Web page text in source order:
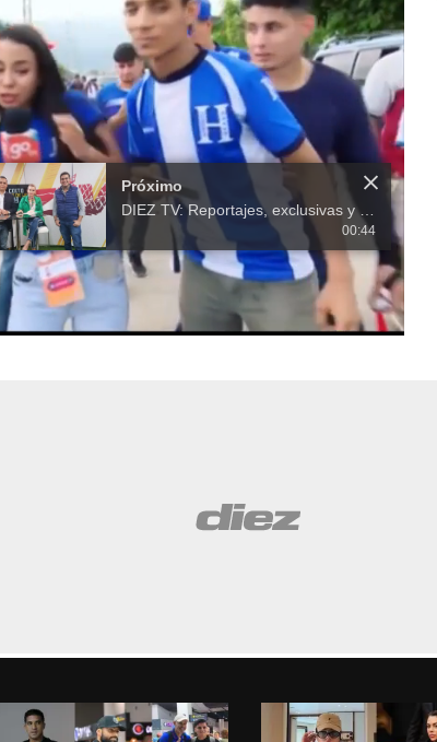
Próximo
DIEZ TV: Reportajes, exclusivas y cobertura por todo el mundo en 2018
00:44